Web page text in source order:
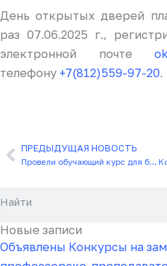
День открытых дверей
раз 07.06.2025 г.,
электронной почте
телефону +7(812)559-97-20.
Назад
ПРЕДЫДУЩАЯ НОВОСТЬ
Провели обучающий курс для бариатрических хирургов
Новые записи
Объявлены Конкурсы на